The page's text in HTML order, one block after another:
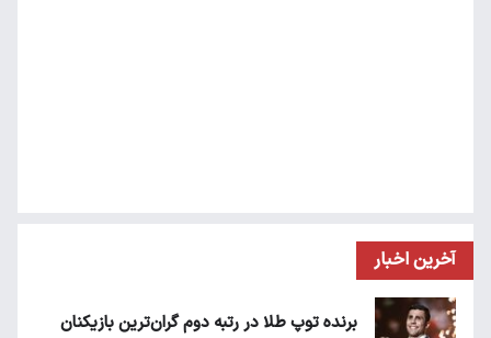
آخرین اخبار
برنده توپ طلا در رتبه دوم گران‌ترین بازیکنان